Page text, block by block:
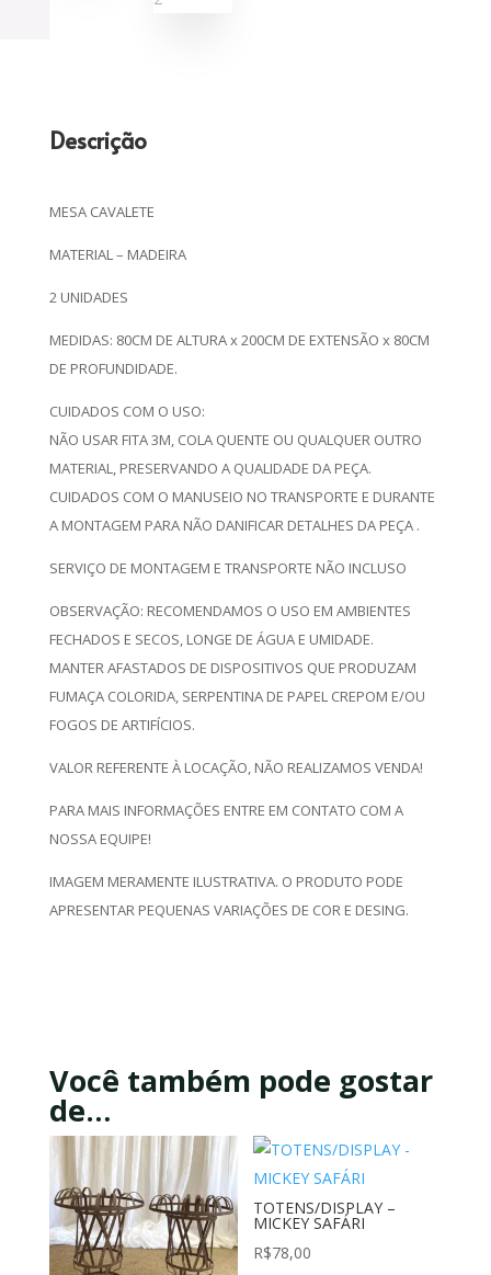
Descrição
MESA CAVALETE
MATERIAL – MADEIRA
2 UNIDADES
MEDIDAS: 80CM DE ALTURA x 200CM DE EXTENSÃO x 80CM
DE PROFUNDIDADE.
CUIDADOS COM O USO:
NÃO USAR FITA 3M, COLA QUENTE OU QUALQUER OUTRO
MATERIAL, PRESERVANDO A QUALIDADE DA PEÇA.
CUIDADOS COM O MANUSEIO NO TRANSPORTE E DURANTE
A MONTAGEM PARA NÃO DANIFICAR DETALHES DA PEÇA .
SERVIÇO DE MONTAGEM E TRANSPORTE NÃO INCLUSO
OBSERVAÇÃO: RECOMENDAMOS O USO EM AMBIENTES
FECHADOS E SECOS, LONGE DE ÁGUA E UMIDADE.
MANTER AFASTADOS DE DISPOSITIVOS QUE PRODUZAM
FUMAÇA COLORIDA, SERPENTINA DE PAPEL CREPOM E/OU
FOGOS DE ARTIFÍCIOS.
VALOR REFERENTE À LOCAÇÃO, NÃO REALIZAMOS VENDA!
PARA MAIS INFORMAÇÕES ENTRE EM CONTATO COM A
NOSSA EQUIPE!
IMAGEM MERAMENTE ILUSTRATIVA. O PRODUTO PODE
APRESENTAR PEQUENAS VARIAÇÕES DE COR E DESING.
Você também pode gostar
de…
TOTENS/DISPLAY –
MICKEY SAFÁRI
R$78,00